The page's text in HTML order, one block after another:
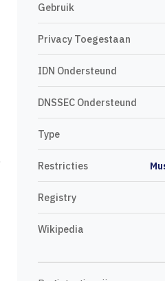
Gebruik
Privacy Toegestaan
IDN Ondersteund
DNSSEC Ondersteund
Type
Restricties
Registry
Wikipedia